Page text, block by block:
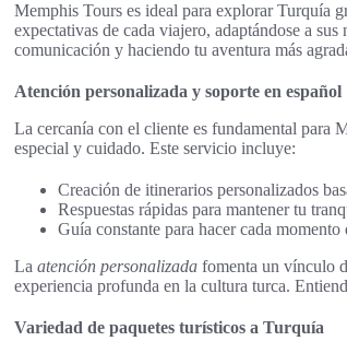
Memphis Tours es ideal para explorar Turquía
expectativas de cada viajero, adaptándose a
comunicación y haciendo tu aventura más
Atención personalizada y soporte en español
La cercanía con el cliente es fundamental para
especial y cuidado. Este servicio incluye:
Creación de itinerarios personalizados
Respuestas rápidas para mantener tu
Guía constante para hacer cada
La atención personalizada fomenta un vínculo
experiencia profunda en la cultura turca.
Variedad de paquetes turísticos a Turquía